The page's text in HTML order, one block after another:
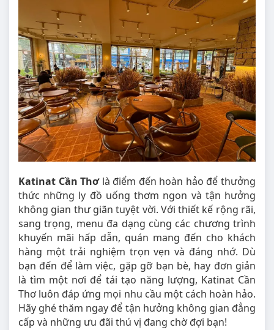
Katinat Cần Thơ là điểm đến hoàn hảo để thưởng
thức những ly đồ uống thơm ngon và tận hưởng
không gian thư giãn tuyệt vời. Với thiết kế rộng rãi,
sang trọng, menu đa dạng cùng các chương trình
khuyến mãi hấp dẫn, quán mang đến cho khách
hàng một trải nghiệm trọn vẹn và đáng nhớ. Dù
bạn đến để làm việc, gặp gỡ bạn bè, hay đơn giản
là tìm một nơi để tái tạo năng lượng, Katinat Cần
Thơ luôn đáp ứng mọi nhu cầu một cách hoàn hảo.
Hãy ghé thăm ngay để tận hưởng không gian đẳng
cấp và những ưu đãi thú vị đang chờ đợi bạn!